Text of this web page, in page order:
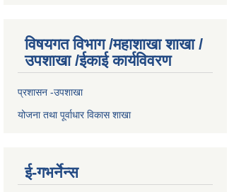
विषयगत विभाग /महाशाखा शाखा /
उपशाखा /ईकाई कार्यविवरण
प्रशासन -उपशाखा
योजना तथा पूर्वाधार विकास शाखा
ई-गभर्नेन्स